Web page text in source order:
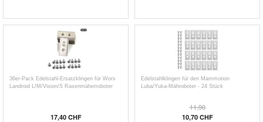
36er-Pack Edelstahl-Ersatzklingen für Worx
Landroid L/M/Vision/S Rasenmäherroboter
17,40 CHF
Edelstahlklingen für den Mammotion
Luba/Yuka-Mähroboter - 24 Stück
11,90
10,70 CHF